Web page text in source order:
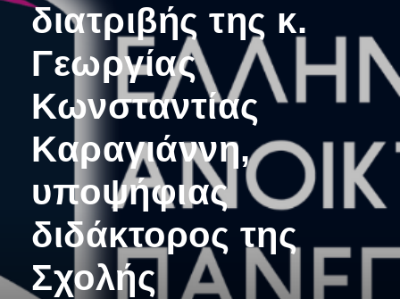
διατριβής της κ.
Γεωργίας
Κωνσταντίας
Καραγιάννη,
υποψήφιας
διδάκτορος της
Σχολής